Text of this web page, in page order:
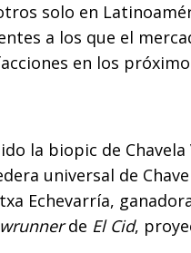
solo en
a los que el
en los
la biopic de Chavela
universal de
Echevarría,
de El Cid,